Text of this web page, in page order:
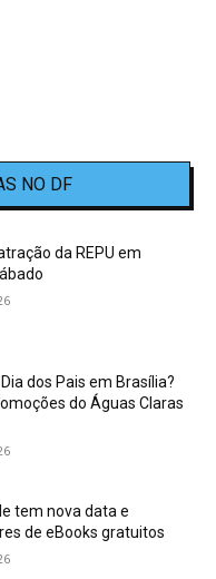
NO DF
da REPU em
dos Pais em Brasília?
do Águas Claras
tem nova data e
de eBooks gratuitos